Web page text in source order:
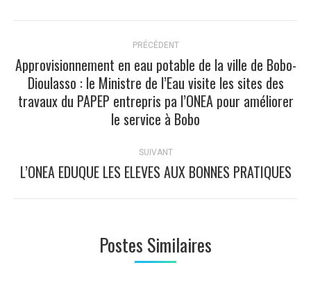
Navigation
article PRÉCÉDENT
Article
précédent
:
Approvisionnement en eau potable de la ville de Bobo-
Dioulasso : le Ministre de l’Eau visite les sites des
travaux du PAPEP entrepris pa l’ONEA pour améliorer
le service à Bobo
SUIVANT
Article
:
L’ONEA EDUQUE LES ELEVES AUX BONNES PRATIQUES
Postes Similaires